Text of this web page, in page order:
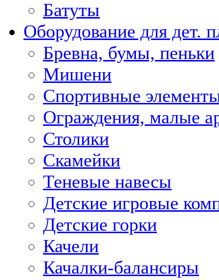
Батуты
Оборудование для дет.
Бревна, бумы, пеньки
Мишени
Спортивные
Ограждения, малые
Столики
Скамейки
Теневые навесы
Детские игровые
Детские горки
Качели
Качалки-балансиры